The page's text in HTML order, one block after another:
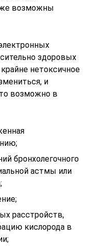
возможны
здоровых
нетоксичное
и
возможно в
бронхолегочного
астмы или
расстройств,
кислорода в